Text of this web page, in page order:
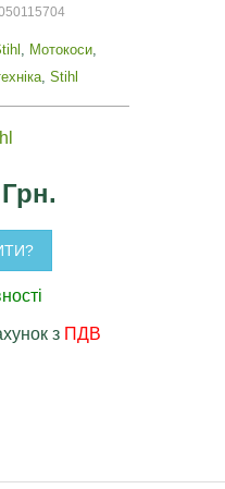
, Мотокоси,
, Stihl
з ПДВ